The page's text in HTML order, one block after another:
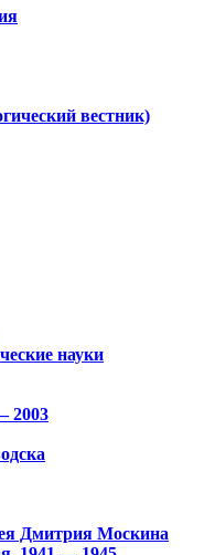
вестник)
науки
2003
Дмитрия Москина